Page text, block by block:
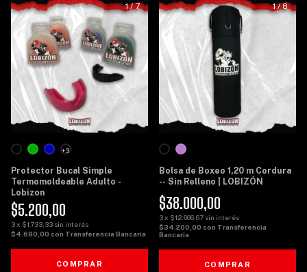
1/7
Protector Bucal Simple
Termomoldeable Adulto -
Lobizon
$5.200,00
3x $1.733,33 sin interés
$4.680,00 con Transferencia Bancaria
+3
COMPRAR
1/8
Bolsa de Boxeo 1,20 m Cordura
-- Sin Relleno | LOBIZÓN
$38.000,00
3x $12.666,67 sin interés
$34.200,00 con Transferencia
Bancaria
COMPRAR